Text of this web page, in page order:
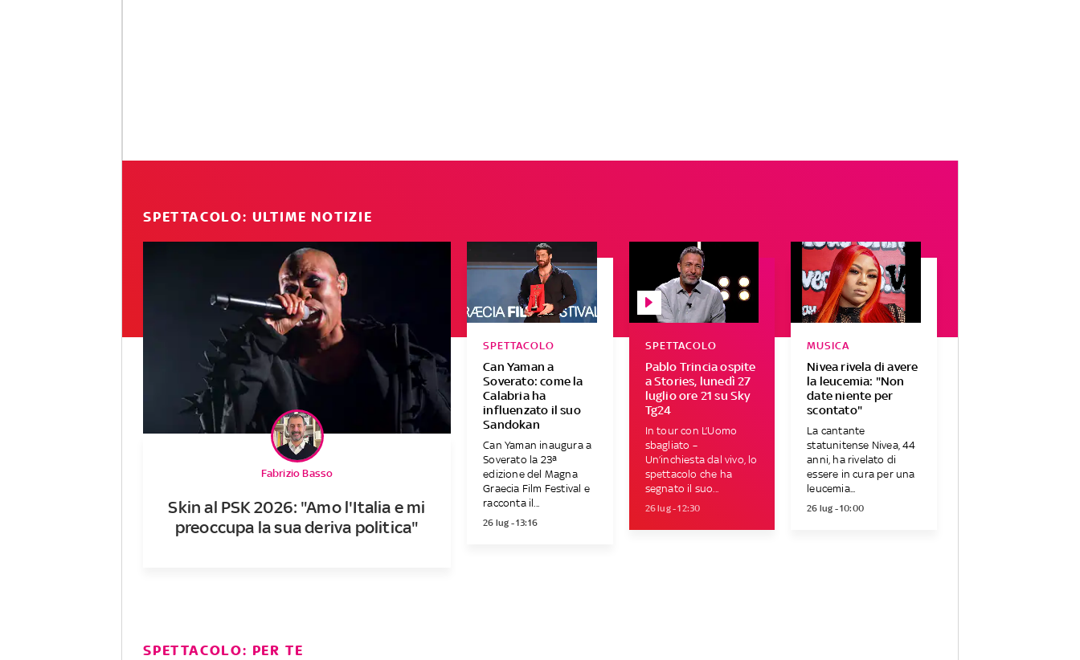
SPETTACOLO: ULTIME NOTIZIE
Skin al PSK 2026: "Amo l'Italia e mi
preoccupa la sua deriva politica"
Fabrizio Basso
Can Yaman a
Soverato: come la
Calabria ha
influenzato il suo
Sandokan
SPETTACOLO
Can Yaman inaugura a
Soverato la 23ª
edizione del Magna
Graecia Film Festival e
racconta il...
26 lug - 13:16
Pablo Trincia ospite
a Stories, lunedì 27
luglio ore 21 su Sky
Tg24
SPETTACOLO
In tour con L’Uomo
sbagliato –
Un’inchiesta dal vivo, lo
spettacolo che ha
segnato il suo...
26 lug - 12:30
Nivea rivela di avere
la leucemia: "Non
date niente per
scontato"
MUSICA
La cantante
statunitense Nivea, 44
anni, ha rivelato di
essere in cura per una
leucemia...
26 lug - 10:00
SPETTACOLO: PER TE